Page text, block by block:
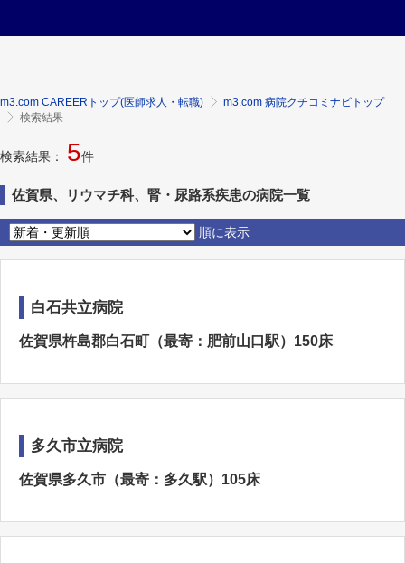
m3.com CAREERトップ(医師求人・転職)
m3.com 病院クチコミナビトップ
検索結果
検索結果： 5件
佐賀県、リウマチ科、腎・尿路系疾患の病院一覧
順に表示
白石共立病院
佐賀県杵島郡白石町（最寄：肥前山口駅）150床
多久市立病院
佐賀県多久市（最寄：多久駅）105床